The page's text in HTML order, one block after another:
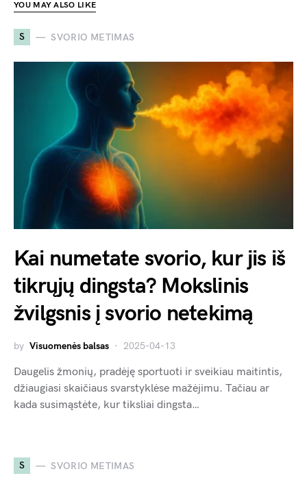
YOU MAY ALSO LIKE
S SVORIO METIMAS
Kai numetate svorio, kur jis iš
tikrųjų dingsta? Mokslinis
žvilgsnis į svorio netekimą
by Visuomenės balsas 2025-04-13
Daugelis žmonių, pradėję sportuoti ir sveikiau maitintis,
džiaugiasi skaičiaus svarstyklėse mažėjimu. Tačiau ar
kada susimąstėte, kur tiksliai dingsta…
S SVORIO METIMAS